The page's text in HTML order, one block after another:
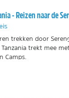
- Reizen naar de
trekken door
Tanzania trekt mee
Camps.